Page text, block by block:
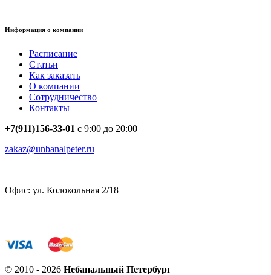
Информация о компании
Расписание
Статьи
Как заказать
О компании
Сотрудничество
Контакты
+7(911)156-33-01 с 9:00 до 20:00
zakaz@unbanalpeter.ru
Офис: ул. Колокольная 2/18
© 2010 - 2026 Небанальный Петербург